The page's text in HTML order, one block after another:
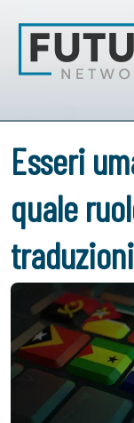
Esseri
quale